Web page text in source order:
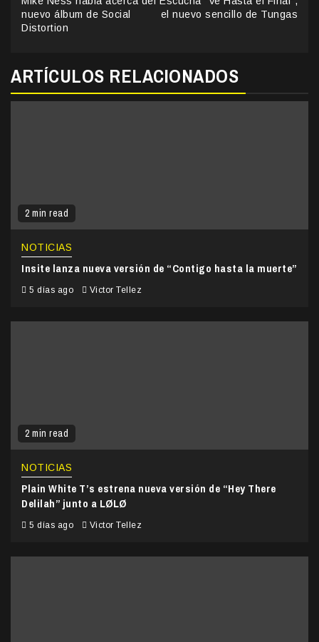
Reading
nuevo álbum de Social
Distortion
el nuevo sencillo de Tungas
ARTÍCULOS RELACIONADOS
2 min read
NOTICIAS
Insite lanza nueva versión de “Contigo hasta la muerte”
5 días ago Victor Tellez
2 min read
NOTICIAS
Plain White T’s estrena nueva versión de “Hey There
Delilah” junto a LØLØ
5 días ago Victor Tellez